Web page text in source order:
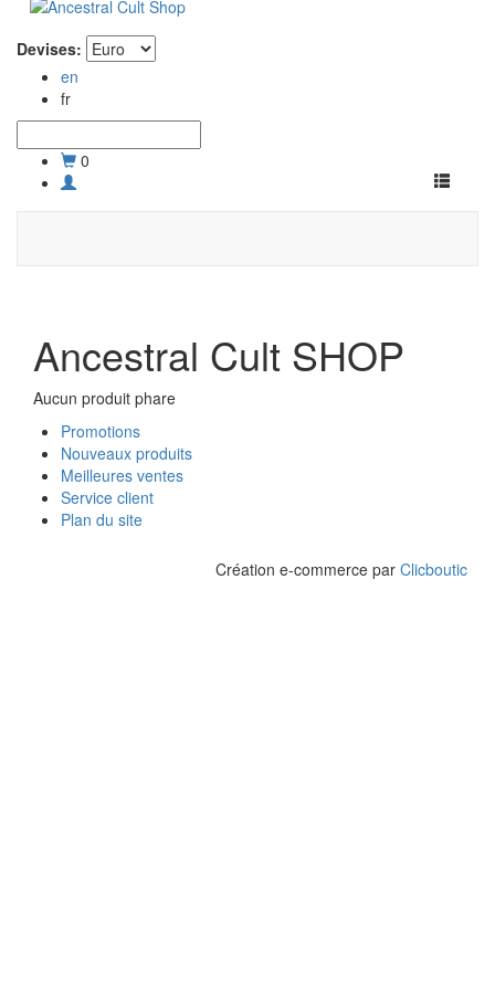
Devises:
en
fr
0
Toggle
Ancestral Cult SHOP
Aucun produit phare
Promotions
Nouveaux produits
Meilleures ventes
Service client
Plan du site
Création e-commerce par Clicboutic